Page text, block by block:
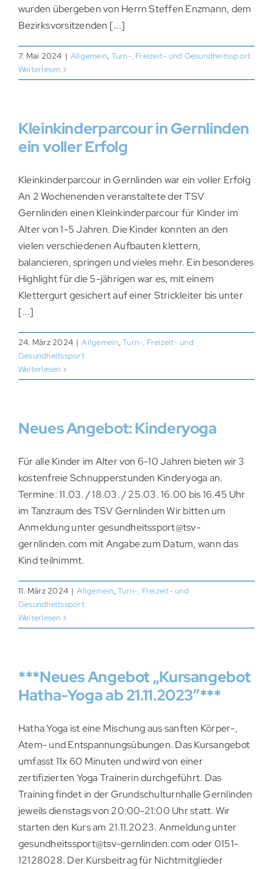
wurden übergeben von Herrn Steffen Enzmann, dem
Bezirksvorsitzenden [...]
7. Mai 2024 | Allgemein, Turn-, Freizeit- und Gesundheitssport
Weiterlesen
Kleinkinderparcour in Gernlinden
ein voller Erfolg
Kleinkinderparcour in Gernlinden war ein voller Erfolg
An 2 Wochenenden veranstaltete der TSV
Gernlinden einen Kleinkinderparcour für Kinder im
Alter von 1-5 Jahren. Die Kinder konnten an den
vielen verschiedenen Aufbauten klettern,
balancieren, springen und vieles mehr. Ein besonderes
Highlight für die 5-jährigen war es, mit einem
Klettergurt gesichert auf einer Strickleiter bis unter
[...]
24. März 2024 | Allgemein,Turn-, Freizeit- und
Gesundheitssport
Weiterlesen
Neues Angebot: Kinderyoga
Für alle Kinder im Alter von 6-10 Jahren bieten wir 3
kostenfreie Schnupperstunden Kinderyoga an.
Termine: 11.03. / 18.03. / 25.03. 16.00 bis 16.45 Uhr
im Tanzraum des TSV Gernlinden Wir bitten um
Anmeldung unter gesundheitssport@tsv-
gernlinden.com mit Angabe zum Datum, wann das
Kind teilnimmt.
11. März 2024 | Allgemein,Turn-, Freizeit- und
Gesundheitssport
Weiterlesen
***Neues Angebot „Kursangebot
Hatha-Yoga ab 21.11.2023″***
Hatha Yoga ist eine Mischung aus sanften Körper-,
Atem- und Entspannungsübungen. Das Kursangebot
umfasst 11x 60 Minuten und wird von einer
zertifizierten Yoga Trainerin durchgeführt. Das
Training findet in der Grundschulturnhalle Gernlinden
jeweils dienstags von 20:00-21:00 Uhr statt. Wir
starten den Kurs am 21.11.2023. Anmeldung unter
gesundheitssport@tsv-gernlinden.com oder 0151-
12128028. Der Kursbeitrag für Nichtmitglieder